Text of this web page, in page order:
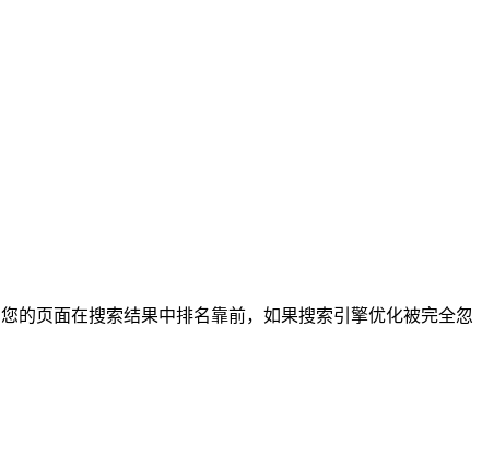
的页面在搜索结果中排名靠前，如果搜索引擎优化被完全忽